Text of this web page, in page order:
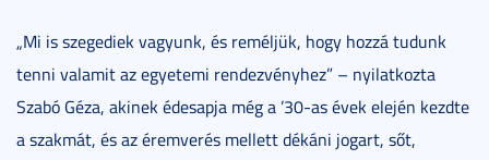
„Mi is szegediek vagyunk, és reméljük, hogy hozzá tudunk
tenni valamit az egyetemi rendezvényhez” – nyilatkozta
Szabó Géza, akinek édesapja még a ’30-as évek elején kezdte
a szakmát, és az éremverés mellett dékáni jogart, sőt,